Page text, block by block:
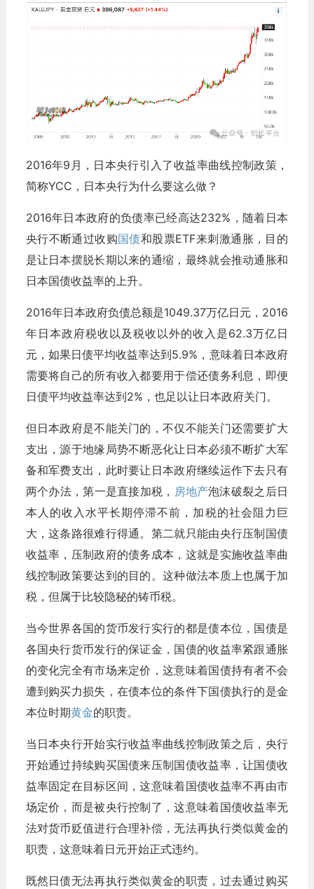
2016年9月，日本央行引入了收益率曲线控制政策，
简称YCC，日本央行为什么要这么做？
2016年日本政府的负债率已经高达232%，随着日本
央行不断通过收购国债和股票ETF来刺激通胀，目的
是让日本摆脱长期以来的通缩，最终就会推动通胀和
日本国债收益率的上升。
2016年日本政府负债总额是1049.37万亿日元，2016
年日本政府税收以及税收以外的收入是62.3万亿日
元，如果日债平均收益率达到5.9%，意味着日本政府
需要将自己的所有收入都要用于偿还债务利息，即便
日债平均收益率达到2%，也足以让日本政府关门。
但日本政府是不能关门的，不仅不能关门还需要扩大
支出，源于地缘局势不断恶化让日本必须不断扩大军
备和军费支出，此时要让日本政府继续运作下去只有
两个办法，第一是直接加税， 房地产泡沫破裂之后日
本人的收入水平长期停滞不前，加税的社会阻力巨
大，这条路很难行得通。第二就只能由央行压制国债
收益率，压制政府的债务成本，这就是实施收益率曲
线控制政策要达到的目的。这种做法本质上也属于加
税，但属于比较隐秘的铸币税。
当今世界各国的货币发行实行的都是债本位，国债是
各国央行货币发行的保证金，国债的收益率紧跟通胀
的变化完全有市场来定价，这意味着国债持有者不会
遭到购买力损失，在债本位的条件下国债执行的是金
本位时期黄金的职责。
当日本央行开始实行收益率曲线控制政策之后，央行
开始通过持续购买国债来压制国债收益率，让国债收
益率固定在目标区间，这意味着国债收益率不再由市
场定价，而是被央行控制了，这意味着国债收益率无
法对货币贬值进行合理补偿，无法再执行类似黄金的
职责，这意味着日元开始正式违约。
既然日债无法再执行类似黄金的职责，过去通过购买